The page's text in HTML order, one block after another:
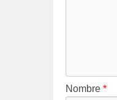
Nombre *